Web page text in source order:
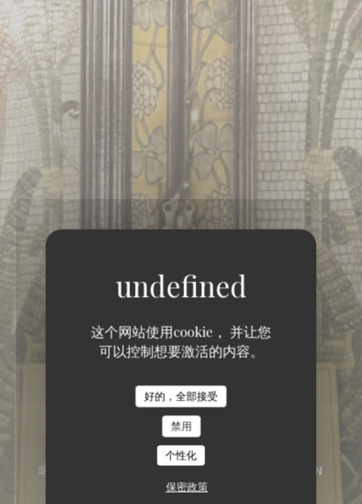
这个网站使用cookie， 并让您
可以控制想要激活的内容。
好的，全部接受
禁用
个性化
保密政策
啤酒店
151, BOULEVARD SAINT-GERMAIN
75006 PARIS